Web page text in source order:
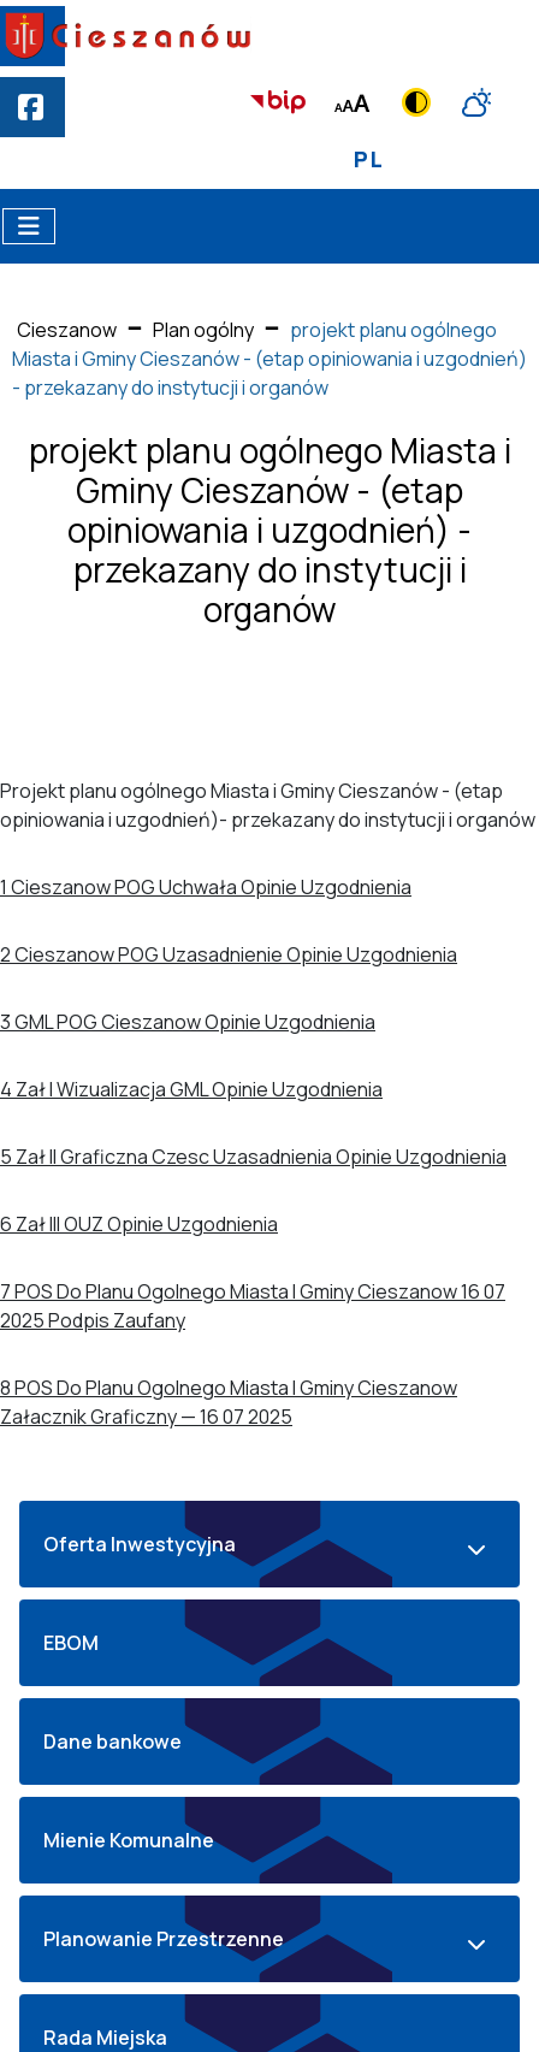
PL
Cieszanow Plan ogólny
projekt planu ogólnego
Miasta i Gminy Cieszanów - (etap opiniowania i uzgodnień)
- przekazany do instytucji i organów
projekt planu ogólnego Miasta i
Gminy Cieszanów - (etap
opiniowania i uzgodnień) -
przekazany do instytucji i
organów
Projekt planu ogólnego Miasta i Gminy Cieszanów - (etap
opiniowania i uzgodnień)- przekazany do instytucji i organów
1 Cieszanow POG Uchwała Opinie Uzgodnienia
2 Cieszanow POG Uzasadnienie Opinie Uzgodnienia
3 GML POG Cieszanow Opinie Uzgodnienia
4 Zał I Wizualizacja GML Opinie Uzgodnienia
5 Zał II Graficzna Czesc Uzasadnienia Opinie Uzgodnienia
6 Zał III OUZ Opinie Uzgodnienia
7 POS Do Planu Ogolnego Miasta I Gminy Cieszanow 16 07
2025 Podpis Zaufany
8 POS Do Planu Ogolnego Miasta I Gminy Cieszanow
Załacznik Graficzny — 16 07 2025
Oferta Inwestycyjna
EBOM
Dane bankowe
Mienie Komunalne
Planowanie Przestrzenne
Rada Miejska